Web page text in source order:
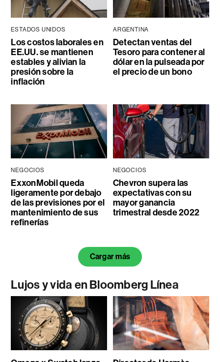
ESTADOS UNIDOS
Los costos laborales en
EE.UU. se mantienen
estables y alivian la
presión sobre la
inflación
ARGENTINA
Detectan ventas del
Tesoro para contener al
dólar en la pulseada por
el precio de un bono
NEGOCIOS
ExxonMobil queda
ligeramente por debajo
de las previsiones por el
mantenimiento de sus
refinerías
NEGOCIOS
Chevron supera las
expectativas con su
mayor ganancia
trimestral desde 2022
Cargar más
Lujos y vida en Bloomberg Línea